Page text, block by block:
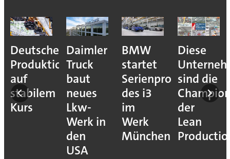
Deutsche
Produktion
auf
stabilem
Kurs
Daimler
Truck
baut
neues
Lkw-
Werk in
den
USA
BMW
startet
Serienproduktion
des i3
im
Werk
München
Diese
sind die
der
Lean